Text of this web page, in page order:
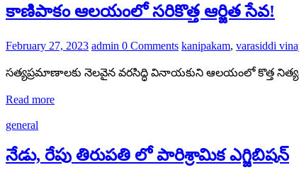
కాణిపాకం ఆలయంలో సరికొత్త ఆర్జిత సేవ!
February 27, 2023 admin 0 Comments kanipakam, varasiddi
సత్యప్రమాణాలకు నెలవైన వరసిద్ధి వినాయకుని ఆలయంలో కొత్త
Read more
general
నేడు, రేపు తిరుపతి లో పారిశ్రామిక ఎగ్జిబిషన్